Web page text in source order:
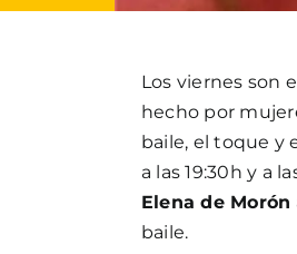
Los viernes son
hecho por
baile, el toque y
a las 19:30h y a
Elena de Morón
baile.